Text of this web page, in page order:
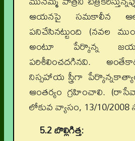
ఆయనపై సమకాలీన
పనిచేసినట్టుంది (నవల
అంటూ పేర్కొన్న
పరిశీలించదగినవి.
నిస్సహాయ స్త్రీగా
ఆంతర్యం గ్రహించాలి.
లోకువ వ్యాసం, 13/10/2008
5.2 బొల్లిగిత్త: